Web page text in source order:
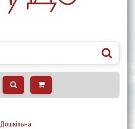
Дошкільна